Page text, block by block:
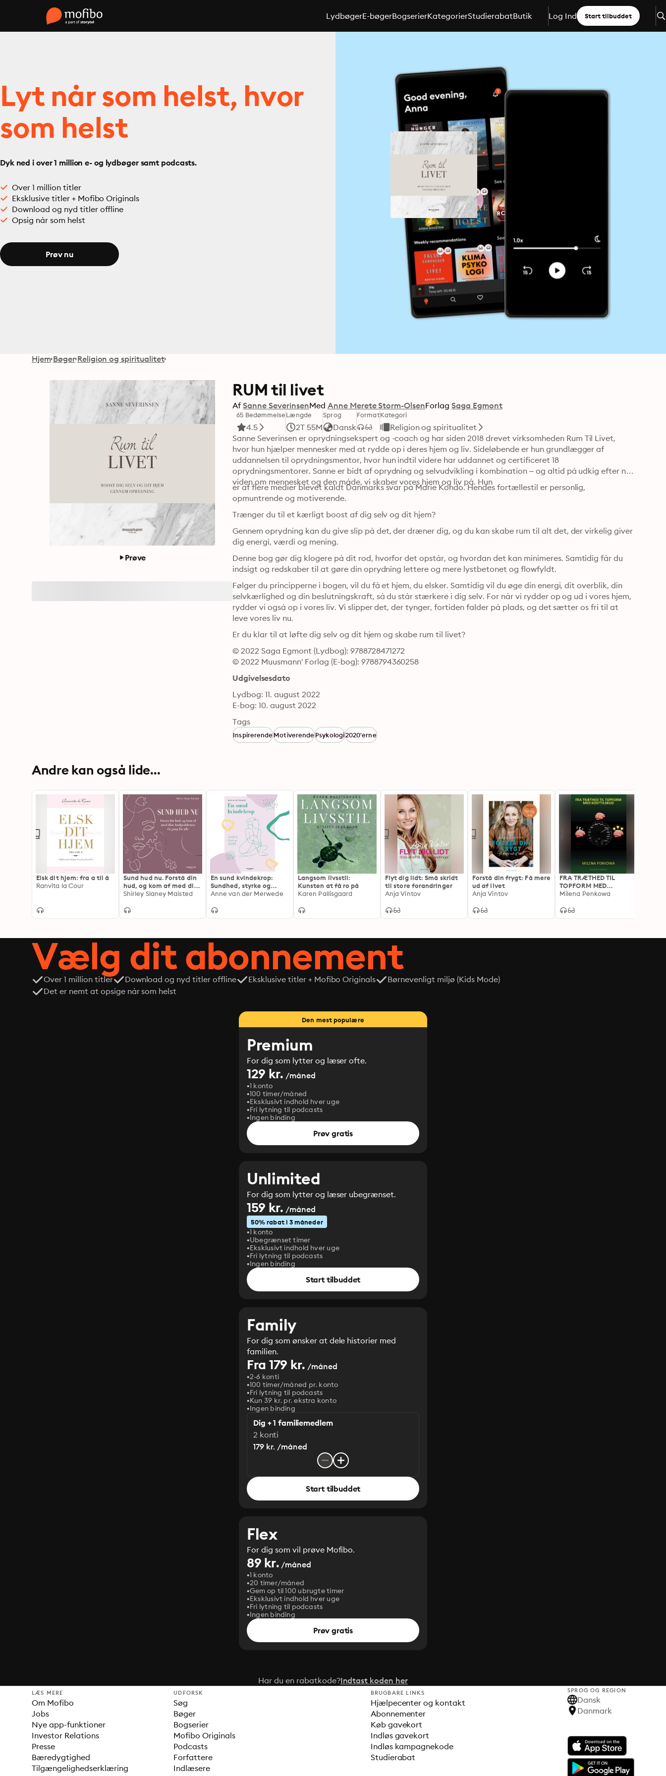
LydbøgerE-bøgerBogserierKategorierStudierabatButik Log Ind Start tilbuddet
Lyt når som helst, hvor
som helst
Dyk ned i over 1 million e- og lydbøger samt podcasts.
Over 1 million titler
Eksklusive titler + Mofibo Originals
Download og nyd titler offline
Opsig når som helst
Prøv nu
Hjem Bøger Religion og spiritualitet
Prøve
RUM til livet
Af Sanne SeverinsenMed Anne Merete Storm-OlsenForlag Saga Egmont
65 Bedømmelse
4.5
Længde
2T 55M
Sprog
Dansk
FormatKategori
Religion og spiritualitet
Sanne Severinsen er oprydningsekspert og -coach og har siden 2018 drevet virksomheden Rum Til Livet,
hvor hun hjælper mennesker med at rydde op i deres hjem og liv. Sideløbende er hun grundlægger af
uddannelsen til oprydningsmentor, hvor hun indtil videre har uddannet og certificeret 18
oprydningsmentorer. Sanne er bidt af oprydning og selvudvikling i kombination – og altid på udkig efter ny
viden om mennesket og den måde, vi skaber vores hjem og liv på. Hun
er af flere medier blevet kaldt Danmarks svar på Marie Kondo. Hendes fortællestil er personlig,
opmuntrende og motiverende.
Trænger du til et kærligt boost af dig selv og dit hjem?
Gennem oprydning kan du give slip på det, der dræner dig, og du kan skabe rum til alt det, der virkelig giver
dig energi, værdi og mening.
Denne bog gør dig klogere på dit rod, hvorfor det opstår, og hvordan det kan minimeres. Samtidig får du
indsigt og redskaber til at gøre din oprydning lettere og mere lystbetonet og flowfyldt.
Følger du principperne i bogen, vil du få et hjem, du elsker. Samtidig vil du øge din energi, dit overblik, din
selvkærlighed og din beslutningskraft, så du står stærkere i dig selv. For når vi rydder op og ud i vores hjem,
rydder vi også op i vores liv. Vi slipper det, der tynger, fortiden falder på plads, og det sætter os fri til at
leve vores liv nu.
Er du klar til at løfte dig selv og dit hjem og skabe rum til livet?
© 2022 Saga Egmont (Lydbog): 9788728471272
© 2022 Muusmann' Forlag (E-bog): 9788794360258
Udgivelsesdato
Lydbog: 11. august 2022
E-bog: 10. august 2022
Tags
InspirerendeMotiverendePsykologi2020'erne
Andre kan også lide...
Elsk dit hjem: fra a til å
Ranvita la Cour
Sund hud nu. Forstå din
hud, og kom af med dine
hudproblemer én gang
Shirley Slaney Maisted
En sund kvindekrop:
Sundhed, styrke og
vitalitet
Anne van der Merwede
Langsom livsstil:
Kunsten at få ro på
Karen Pallisgaard
Flyt dig lidt: Små skridt
til store forandringer
Anja Vintov
Forstå din frygt: Få mere
ud af livet
Anja Vintov
FRA TRÆTHED TIL
TOPFORM MED
KOSTTILSKUD
Milena Penkowa
Vælg dit abonnement
Over 1 million titler Download og nyd titler offline Eksklusive titler + Mofibo Originals
Børnevenligt miljø (Kids Mode)
Det er nemt at opsige når som helst
Den mest populære
Premium
For dig som lytter og læser ofte.
129 kr. /måned
1 konto
100 timer/måned
Eksklusivt indhold hver uge
Fri lytning til podcasts
Ingen binding
Prøv gratis
Unlimited
For dig som lytter og læser ubegrænset.
159 kr. /måned
50% rabat i 3 måneder
1 konto
Ubegrænset timer
Eksklusivt indhold hver uge
Fri lytning til podcasts
Ingen binding
Start tilbuddet
Family
For dig som ønsker at dele historier med
familien.
Fra 179 kr. /måned
2-6 konti
100 timer/måned pr. konto
Fri lytning til podcasts
Kun 39 kr. pr. ekstra konto
Ingen binding
Dig + 1 familiemedlem
2 konti
179 kr. /måned
Start tilbuddet
Flex
For dig som vil prøve Mofibo.
89 kr. /måned
1 konto
20 timer/måned
Gem op til 100 ubrugte timer
Eksklusivt indhold hver uge
Fri lytning til podcasts
Ingen binding
Prøv gratis
Har du en rabatkode?Indtast koden her
LÆS MERE
Om Mofibo
Jobs
Nye app-funktioner
Investor Relations
Presse
Bæredygtighed
Tilgængelighedserklæring
UDFORSK
Søg
Bøger
Bogserier
Mofibo Originals
Podcasts
Forfattere
Indlæsere
BRUGBARE LINKS
Hjælpecenter og kontakt
Abonnementer
Køb gavekort
Indløs gavekort
Indløs kampagnekode
Studierabat
SPROG OG REGION
Dansk
Danmark